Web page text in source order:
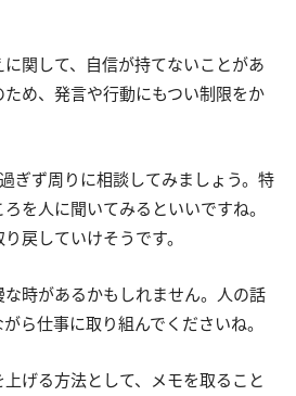
関して、自信が持てないことがあ
め、発言や行動にもつい制限をか
ぎず周りに相談してみましょう。特
を人に聞いてみるといいですね。
戻していけそうです。
時があるかもしれません。人の話
ら仕事に取り組んでくださいね。
げる方法として、メモを取ること